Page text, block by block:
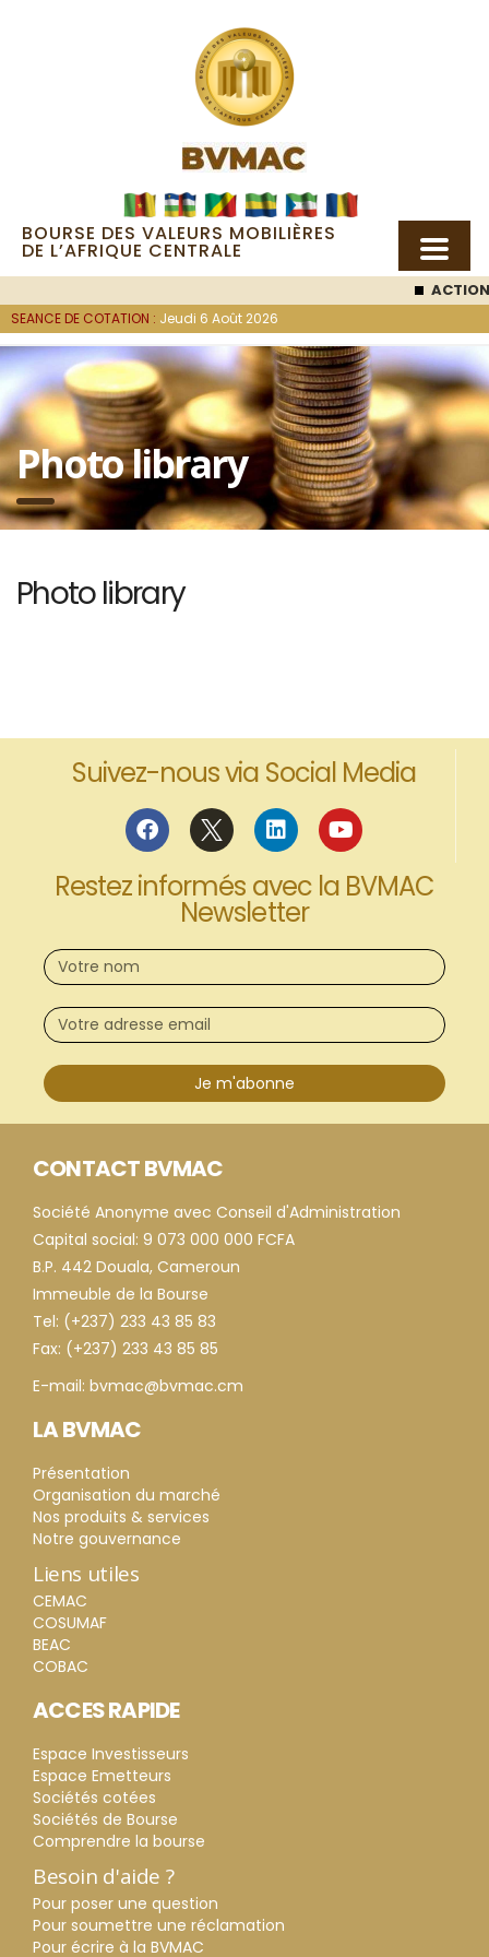
BOURSE DES VALEURS MOBILIÈRES
DE L’AFRIQUE CENTRALE
ACTION SEMC:
SEANCE DE COTATION : Jeudi 6 Août 2026
Photo library
Photo library
Suivez-nous via Social Media
Restez informés avec la BVMAC
Newsletter
Je m'abonne
CONTACT BVMAC
Société Anonyme avec Conseil d'Administration
Capital social: 9 073 000 000 FCFA
B.P. 442 Douala, Cameroun
Immeuble de la Bourse
Tel: (+237) 233 43 85 83
Fax: (+237) 233 43 85 85
E-mail: bvmac@bvmac.cm
LA BVMAC
Présentation
Organisation du marché
Nos produits & services
Notre gouvernance
Liens utiles
CEMAC
COSUMAF
BEAC
COBAC
ACCES RAPIDE
Espace Investisseurs
Espace Emetteurs
Sociétés cotées
Sociétés de Bourse
Comprendre la bourse
Besoin d'aide ?
Pour poser une question
Pour soumettre une réclamation
Pour écrire à la BVMAC